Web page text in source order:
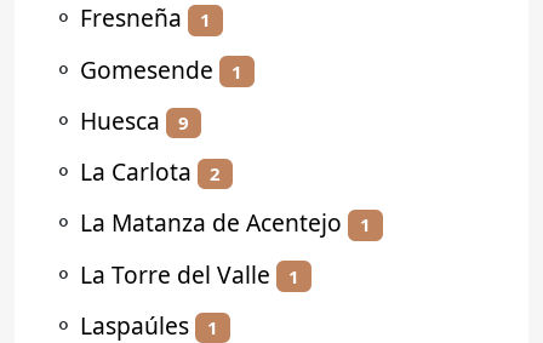
⚬ Fresneña 1
⚬ Gomesende 1
⚬ Huesca 9
⚬ La Carlota 2
⚬ La Matanza de Acentejo 1
⚬ La Torre del Valle 1
⚬ Laspaúles 1